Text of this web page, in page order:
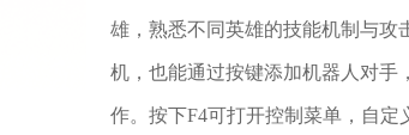
雄，熟悉不同英雄的技能机制与攻
机，也能通过按键添加机器人对手
作。按下F4可打开控制菜单，自